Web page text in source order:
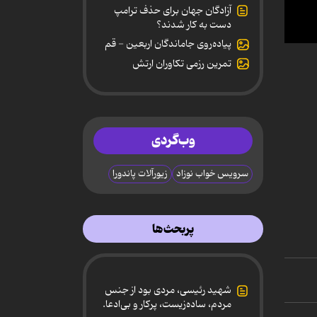
0
آزادگان جهان برای حذف ترامپ
دست به کار شدند؟
پیاده‌روی جاماندگان اربعین - قم
تمرین رزمی تکاوران ارتش
وب‌گردی
سرویس خواب نوزاد زیورآلات پاندورا
پربحث‌ها
شهید رئیسی، مردی بود از جنس
مردم، ساده‌زیست، پرکار و بی‌ادعا.